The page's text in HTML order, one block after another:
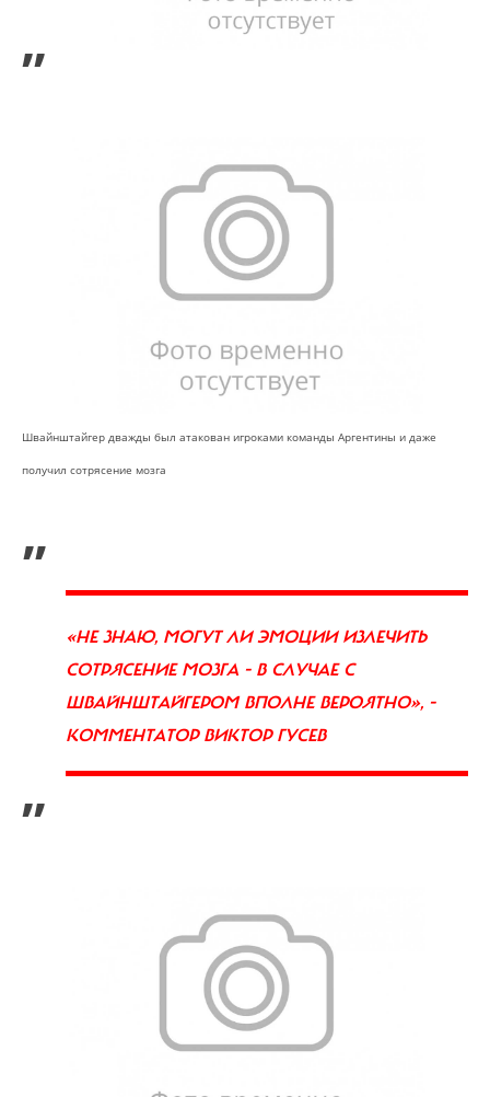
”
Швайнштайгер дважды был атакован игроками команды Аргентины и даже
получил сотрясение мозга
„
«НЕ ЗНАЮ, МОГУТ ЛИ ЭМОЦИИ ИЗЛЕЧИТЬ
СОТРЯСЕНИЕ МОЗГА - В СЛУЧАЕ С
ШВАЙНШТАЙГЕРОМ ВПОЛНЕ ВЕРОЯТНО», -
КОММЕНТАТОР ВИКТОР ГУСЕВ
”